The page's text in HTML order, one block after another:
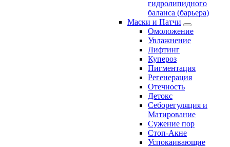
гидролипидного
баланса (барьера)
Маски и Патчи
Омоложение
Увлажнение
Лифтинг
Купероз
Пигментация
Регенерация
Отечность
Детокс
Себорегуляция и
Матирование
Сужение пор
Стоп-Акне
Успокаивающие